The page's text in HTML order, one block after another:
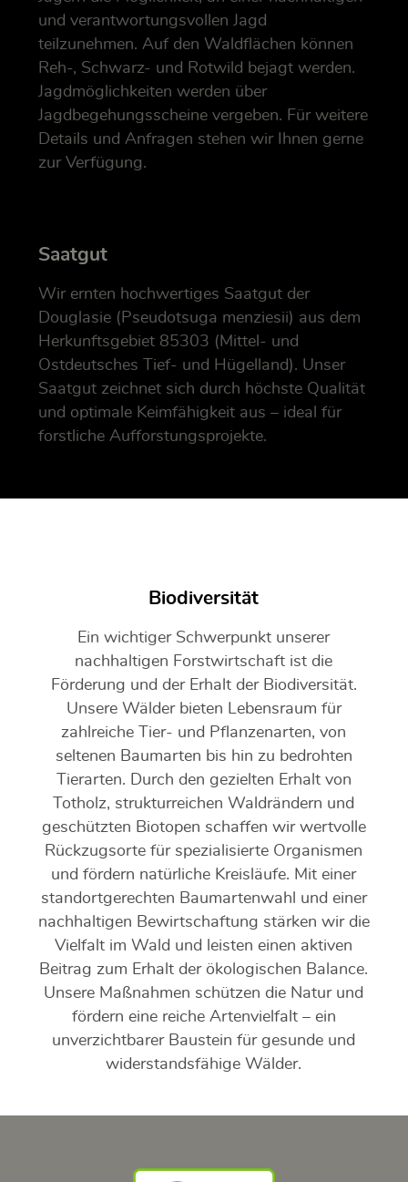
und verantwortungsvollen Jagd
teilzunehmen. Auf den Waldflächen können
Reh-, Schwarz- und Rotwild bejagt werden.
Jagdmöglichkeiten werden über
Jagdbegehungsscheine vergeben. Für weitere
Details und Anfragen stehen wir Ihnen gerne
zur Verfügung.
Saatgut
Wir ernten hochwertiges Saatgut der
Douglasie (Pseudotsuga menziesii) aus dem
Herkunftsgebiet 85303 (Mittel- und
Ostdeutsches Tief- und Hügelland). Unser
Saatgut zeichnet sich durch höchste Qualität
und optimale Keimfähigkeit aus – ideal für
forstliche Aufforstungsprojekte.
Biodiversität
Ein wichtiger Schwerpunkt unserer
nachhaltigen Forstwirtschaft ist die
Förderung und der Erhalt der Biodiversität.
Unsere Wälder bieten Lebensraum für
zahlreiche Tier- und Pflanzenarten, von
seltenen Baumarten bis hin zu bedrohten
Tierarten. Durch den gezielten Erhalt von
Totholz, strukturreichen Waldrändern und
geschützten Biotopen schaffen wir wertvolle
Rückzugsorte für spezialisierte Organismen
und fördern natürliche Kreisläufe. Mit einer
standortgerechten Baumartenwahl und einer
nachhaltigen Bewirtschaftung stärken wir die
Vielfalt im Wald und leisten einen aktiven
Beitrag zum Erhalt der ökologischen Balance.
Unsere Maßnahmen schützen die Natur und
fördern eine reiche Artenvielfalt – ein
unverzichtbarer Baustein für gesunde und
widerstandsfähige Wälder.